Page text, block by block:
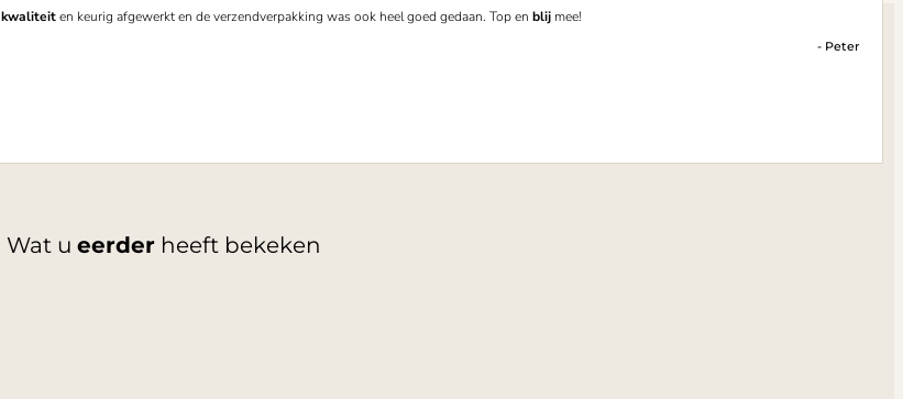
kwaliteiten keurig afgewerkt en de verzendverpakking was ook heel goed gedaan. Top en blij mee!
- Peter
Wat u eerder heeft bekeken